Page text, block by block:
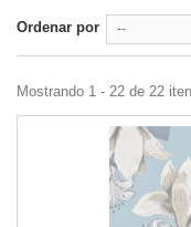
Ordenar por --
Mostrando 1 - 22 de 22